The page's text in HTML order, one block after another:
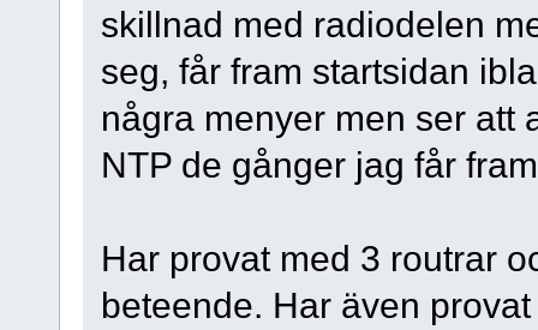
skillnad med radiodelen
seg, får fram startsidan
några menyer men ser att
NTP de gånger jag får
Har provat med 3 routrar
beteende. Har även